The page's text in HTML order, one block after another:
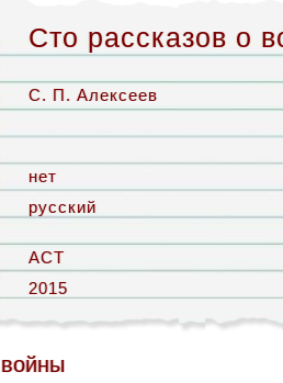
Сто рассказов о
С. П. Алексеев
нет
русский
АСТ
2015